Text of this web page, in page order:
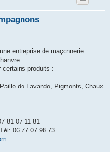
entreprise de maçonnerie
certains produits :
de Lavande, Pigments, Chaux
81 07 11 81
06 77 07 98 73